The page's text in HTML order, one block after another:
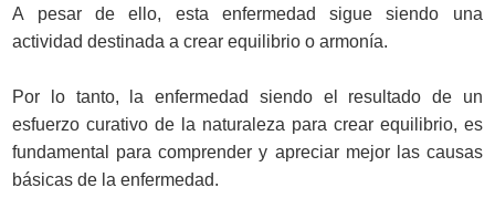
A pesar de ello, esta enfermedad sigue siendo una
actividad destinada a crear equilibrio o armonía.
Por lo tanto, la enfermedad siendo el resultado de un
esfuerzo curativo de la naturaleza para crear equilibrio, es
fundamental para comprender y apreciar mejor las causas
básicas de la enfermedad.